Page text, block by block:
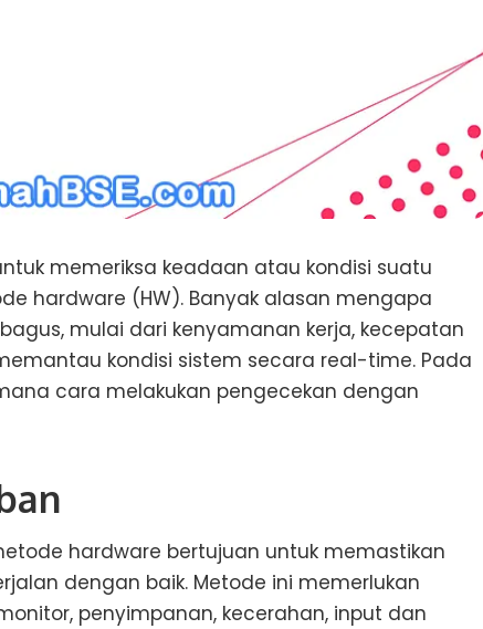
memeriksa keadaan atau kondisi suatu
hardware (HW). Banyak alasan mengapa
mulai dari kenyamanan kerja, kecepatan
kondisi sistem secara real-time. Pada
cara melakukan pengecekan dengan
hardware bertujuan untuk memastikan
dengan baik. Metode ini memerlukan
penyimpanan, kecerahan, input dan